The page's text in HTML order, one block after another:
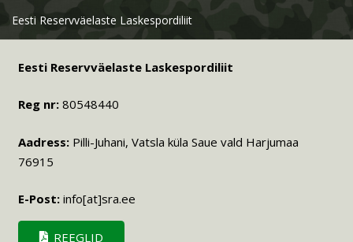
Eesti Reservväelaste Laskespordiliit
Eesti Reservväelaste Laskespordiliit
Reg nr:80548440
Aadress:Pilli-Juhani, Vatsla küla Saue vald Harjumaa
76915
E-Post:info[at]sra.ee
REEGLID